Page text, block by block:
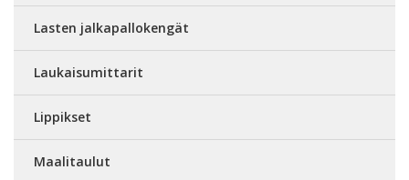
Lasten jalkapallokengät
Laukaisumittarit
Lippikset
Maalitaulut